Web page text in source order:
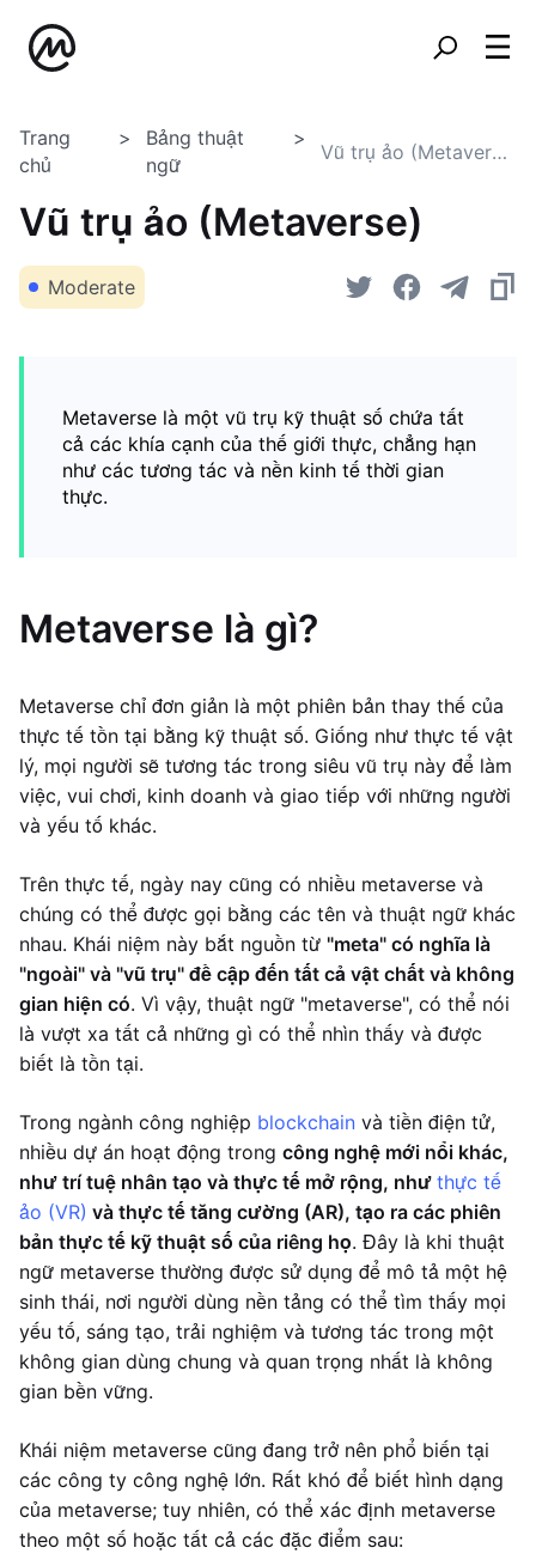
Trang
chủ
Bảng thuật
ngữ
Vũ trụ ảo (Metaverse)
Vũ trụ ảo (Metaverse)
Moderate
Metaverse là một vũ trụ kỹ thuật số chứa tất
cả các khía cạnh của thế giới thực, chẳng hạn
như các tương tác và nền kinh tế thời gian
thực.
Metaverse là gì?
Metaverse chỉ đơn giản là một phiên bản thay thế của
thực tế tồn tại bằng kỹ thuật số. Giống như thực tế vật
lý, mọi người sẽ tương tác trong siêu vũ trụ này để làm
việc, vui chơi, kinh doanh và giao tiếp với những người
và yếu tố khác.
Trên thực tế, ngày nay cũng có nhiều metaverse và
chúng có thể được gọi bằng các tên và thuật ngữ khác
nhau. Khái niệm này bắt nguồn từ "meta" có nghĩa là
"ngoài" và "vũ trụ" đề cập đến tất cả vật chất và không
gian hiện có. Vì vậy, thuật ngữ "metaverse", có thể nói
là vượt xa tất cả những gì có thể nhìn thấy và được
biết là tồn tại.
Trong ngành công nghiệp blockchain và tiền điện tử,
nhiều dự án hoạt động trong công nghệ mới nổi khác,
như trí tuệ nhân tạo và thực tế mở rộng, như thực tế
ảo (VR) và thực tế tăng cường (AR), tạo ra các phiên
bản thực tế kỹ thuật số của riêng họ. Đây là khi thuật
ngữ metaverse thường được sử dụng để mô tả một hệ
sinh thái, nơi người dùng nền tảng có thể tìm thấy mọi
yếu tố, sáng tạo, trải nghiệm và tương tác trong một
không gian dùng chung và quan trọng nhất là không
gian bền vững.
Khái niệm metaverse cũng đang trở nên phổ biến tại
các công ty công nghệ lớn. Rất khó để biết hình dạng
của metaverse; tuy nhiên, có thể xác định metaverse
theo một số hoặc tất cả các đặc điểm sau: